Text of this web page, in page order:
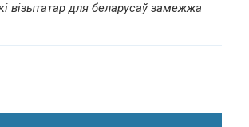
візытатар для беларусаў замежжа